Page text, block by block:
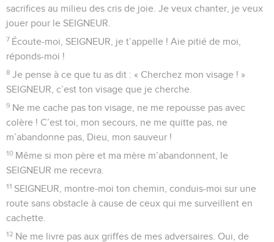
sacrifices au milieu des cris de joie. Je veux chanter, je veux
jouer pour le SEIGNEUR.
7 Écoute-moi, SEIGNEUR, je t’appelle ! Aie pitié de moi,
réponds-moi !
8 Je pense à ce que tu as dit : « Cherchez mon visage ! »
SEIGNEUR, c’est ton visage que je cherche.
9 Ne me cache pas ton visage, ne me repousse pas avec
colère ! C’est toi, mon secours, ne me quitte pas, ne
m’abandonne pas, Dieu, mon sauveur !
10 Même si mon père et ma mère m’abandonnent, le
SEIGNEUR me recevra.
11 SEIGNEUR, montre-moi ton chemin, conduis-moi sur une
route sans obstacle à cause de ceux qui me surveillent en
cachette.
12 Ne me livre pas aux griffes de mes adversaires. Oui, de